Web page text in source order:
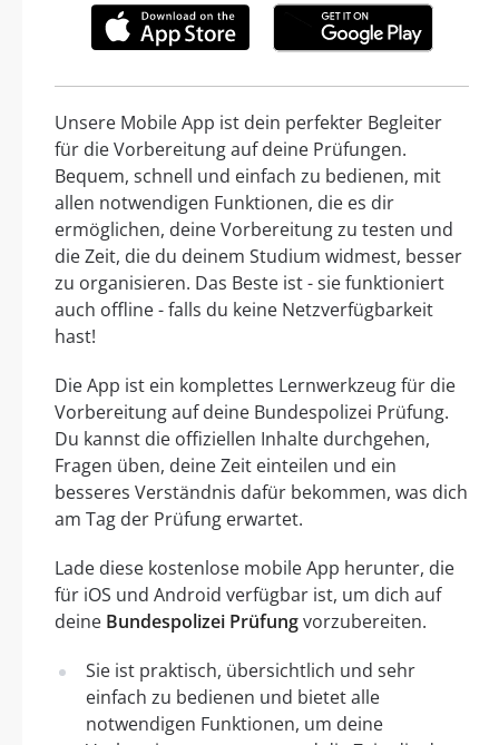
Unsere Mobile App ist dein perfekter Begleiter
für die Vorbereitung auf deine Prüfungen.
Bequem, schnell und einfach zu bedienen, mit
allen notwendigen Funktionen, die es dir
ermöglichen, deine Vorbereitung zu testen und
die Zeit, die du deinem Studium widmest, besser
zu organisieren. Das Beste ist - sie funktioniert
auch offline - falls du keine Netzverfügbarkeit
hast!
Die App ist ein komplettes Lernwerkzeug für die
Vorbereitung auf deine Bundespolizei Prüfung.
Du kannst die offiziellen Inhalte durchgehen,
Fragen üben, deine Zeit einteilen und ein
besseres Verständnis dafür bekommen, was dich
am Tag der Prüfung erwartet.
Lade diese kostenlose mobile App herunter, die
für iOS und Android verfügbar ist, um dich auf
deine Bundespolizei Prüfungvorzubereiten.
Sie ist praktisch, übersichtlich und sehr
einfach zu bedienen und bietet alle
notwendigen Funktionen, um deine